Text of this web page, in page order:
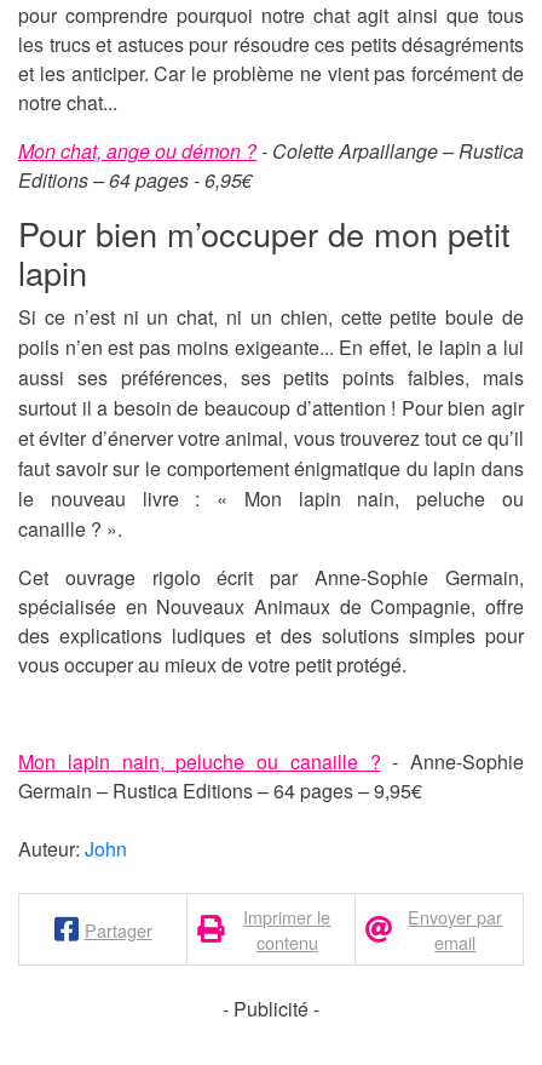
pour comprendre pourquoi notre chat agit ainsi que tous
les trucs et astuces pour résoudre ces petits désagréments
et les anticiper. Car le problème ne vient pas forcément de
notre chat...
Mon chat, ange ou démon ?- Colette Arpaillange – Rustica
Editions – 64 pages - 6,95€
Pour bien m’occuper de mon petit
lapin
Si ce n’est ni un chat, ni un chien, cette petite boule de
poils n’en est pas moins exigeante... En effet, le lapin a lui
aussi ses préférences, ses petits points faibles, mais
surtout il a besoin de beaucoup d’attention ! Pour bien agir
et éviter d’énerver votre animal, vous trouverez tout ce qu’il
faut savoir sur le comportement énigmatique du lapin dans
le nouveau livre : « Mon lapin nain, peluche ou
canaille ? ».
Cet ouvrage rigolo écrit par Anne-Sophie Germain,
spécialisée en Nouveaux Animaux de Compagnie, offre
des explications ludiques et des solutions simples pour
vous occuper au mieux de votre petit protégé.
Mon lapin nain, peluche ou canaille ? - Anne-Sophie
Germain – Rustica Editions – 64 pages – 9,95€
Auteur: John
Partager
Imprimer le
contenu
Envoyer par
email
- Publicité -